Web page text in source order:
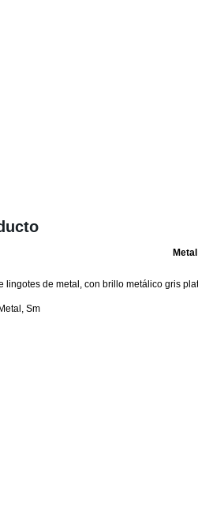
lingotes de metal, con brillo metálico gris
Sm